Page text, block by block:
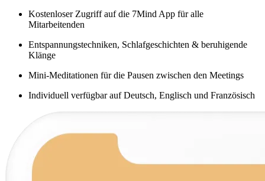
Kostenloser Zugriff auf die 7Mind App für alle
Mitarbeitenden
Entspannungstechniken, Schlafgeschichten & beruhigende
Klänge
Mini-Meditationen für die Pausen zwischen den Meetings
Individuell verfügbar auf Deutsch, Englisch und Französisch